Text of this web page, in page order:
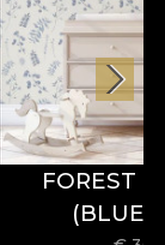
FOREST
(BLUE)